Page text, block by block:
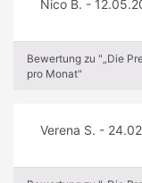
Nico B. -
Bewertung zu "„Die
pro Monat"
Verena S. -